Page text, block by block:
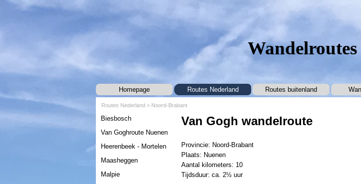
Ga naar de inhoud
Menu
Homepage Routes Nederland ▼
Routes buitenland
Routes Nederland > Noord-Brabant
Biesbosch
Van Goghroute Nuenen
Heerenbeek - Mortelen
Maasheggen
Malpie
Van Gogh wandelroute
Provincie: Noord-Brabant
Plaats: Nuenen
Aantal kilometers: 10
Tijdsduur: ca. 2½ uur